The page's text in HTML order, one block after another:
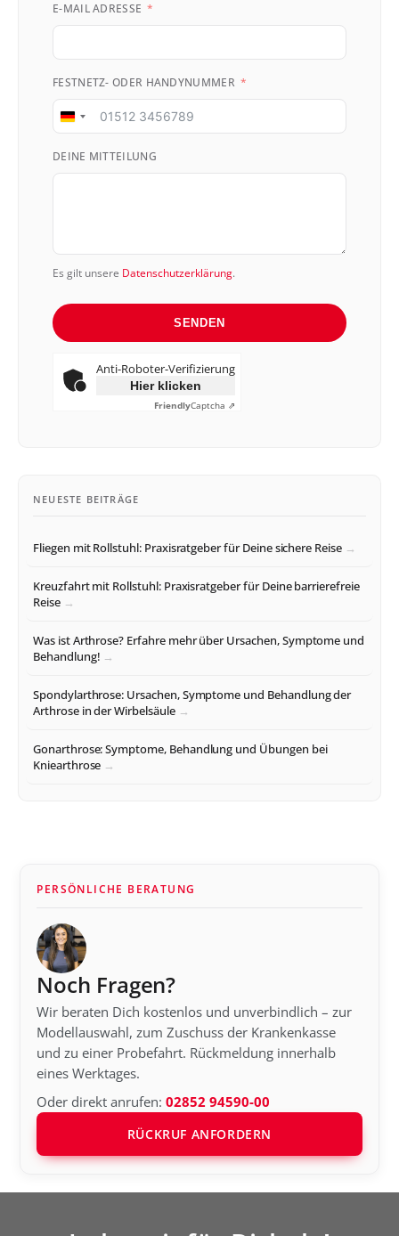
E-MAIL ADRESSE
FESTNETZ- ODER HANDYNUMMER
Germany
DEINE MITTEILUNG
Es gilt unsere Datenschutzerklärung.
SENDEN
Anti-Roboter-Verifizierung
Hier klicken
FriendlyCaptcha ⇗
NEUESTE BEITRÄGE
Fliegen mit Rollstuhl: Praxisratgeber für Deine sichere Reise
Kreuzfahrt mit Rollstuhl: Praxisratgeber für Deine barrierefreie
Reise
Was ist Arthrose? Erfahre mehr über Ursachen, Symptome und
Behandlung!
Spondylarthrose: Ursachen, Symptome und Behandlung der
Arthrose in der Wirbelsäule
Gonarthrose: Symptome, Behandlung und Übungen bei
Kniearthrose
PERSÖNLICHE BERATUNG
Noch Fragen?
Wir beraten Dich kostenlos und unverbindlich – zur
Modellauswahl, zum Zuschuss der Krankenkasse
und zu einer Probefahrt. Rückmeldung innerhalb
eines Werktages.
Oder direkt anrufen:02852 94590-00
RÜCKRUF ANFORDERN